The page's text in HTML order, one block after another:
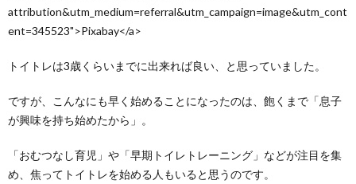
attribution&utm_medium=referral&utm_campaign=image&utm_cont
ent=345523">Pixabay</a>
トイトレは3歳くらいまでに出来れば良い、と思っていました。
ですが、こんなにも早く始めることになったのは、飽くまで「息子
が興味を持ち始めたから」。
「おむつなし育児」や「早期トイレトレーニング」などが注目を集
め、焦ってトイトレを始める人もいると思うのです。